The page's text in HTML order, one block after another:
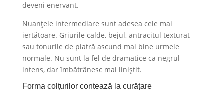
deveni enervant.
Nuanțele intermediare sunt adesea cele mai
iertătoare. Griurile calde, bejul, antracitul texturat
sau tonurile de piatră ascund mai bine urmele
normale. Nu sunt la fel de dramatice ca negrul
intens, dar îmbătrânesc mai liniștit.
Forma colțurilor contează la curățare